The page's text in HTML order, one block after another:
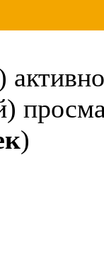
активно
)